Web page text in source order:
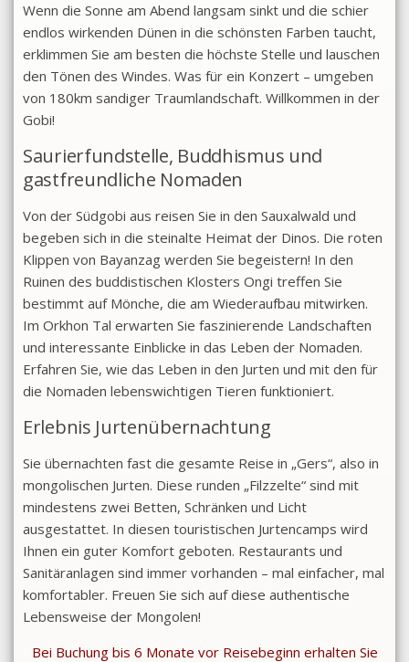
Wenn die Sonne am Abend langsam sinkt und die schier
endlos wirkenden Dünen in die schönsten Farben taucht,
erklimmen Sie am besten die höchste Stelle und lauschen
den Tönen des Windes. Was für ein Konzert – umgeben
von 180km sandiger Traumlandschaft. Willkommen in der
Gobi!
Saurierfundstelle, Buddhismus und
gastfreundliche Nomaden
Von der Südgobi aus reisen Sie in den Sauxalwald und
begeben sich in die steinalte Heimat der Dinos. Die roten
Klippen von Bayanzag werden Sie begeistern! In den
Ruinen des buddistischen Klosters Ongi treffen Sie
bestimmt auf Mönche, die am Wiederaufbau mitwirken.
Im Orkhon Tal erwarten Sie faszinierende Landschaften
und interessante Einblicke in das Leben der Nomaden.
Erfahren Sie, wie das Leben in den Jurten und mit den für
die Nomaden lebenswichtigen Tieren funktioniert.
Erlebnis Jurtenübernachtung
Sie übernachten fast die gesamte Reise in „Gers“, also in
mongolischen Jurten. Diese runden „Filzzelte“ sind mit
mindestens zwei Betten, Schränken und Licht
ausgestattet. In diesen touristischen Jurtencamps wird
Ihnen ein guter Komfort geboten. Restaurants und
Sanitäranlagen sind immer vorhanden – mal einfacher, mal
komfortabler. Freuen Sie sich auf diese authentische
Lebensweise der Mongolen!
Bei Buchung bis 6 Monate vor Reisebeginn erhalten Sie